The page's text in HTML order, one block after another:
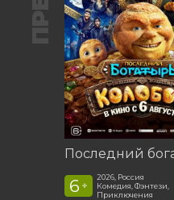
6 +
2026, Россия
Комедия, Фэнтези,
Приключения